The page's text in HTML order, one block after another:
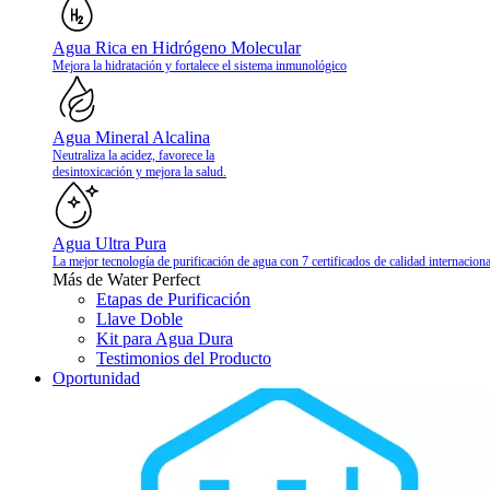
Agua Rica en Hidrógeno Molecular
Mejora la hidratación y fortalece el sistema inmunológico
Agua Mineral Alcalina
Neutraliza la acidez, favorece la
desintoxicación y mejora la salud.
Agua Ultra Pura
La mejor tecnología de purificación de agua con 7 certificados de calidad
Más de Water Perfect
Etapas de Purificación
Llave Doble
Kit para Agua Dura
Testimonios del Producto
Oportunidad